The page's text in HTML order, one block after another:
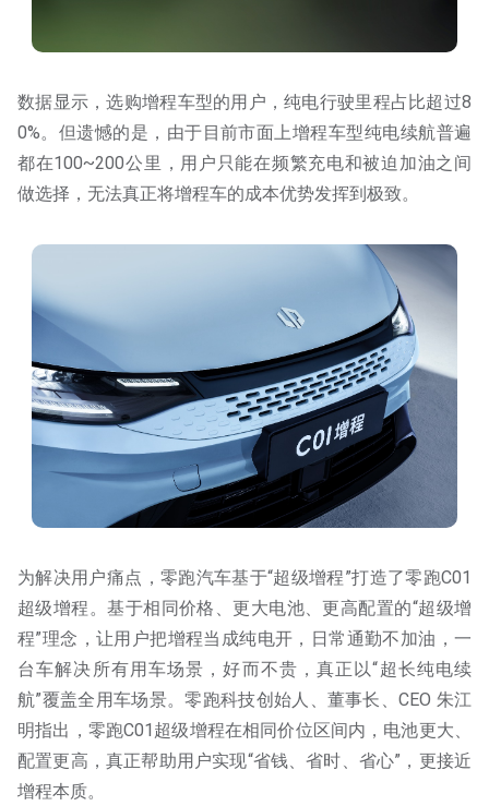
数据显示，选购增程车型的用户，纯电行驶里程占比超过8
0%。但遗憾的是，由于目前市面上增程车型纯电续航普遍
都在100~200公里，用户只能在频繁充电和被迫加油之间
做选择，无法真正将增程车的成本优势发挥到极致。
为解决用户痛点，零跑汽车基于“超级增程”打造了零跑C01
超级增程。基于相同价格、更大电池、更高配置的“超级增
程”理念，让用户把增程当成纯电开，日常通勤不加油，一
台车解决所有用车场景，好而不贵，真正以“超长纯电续
航”覆盖全用车场景。零跑科技创始人、董事长、CEO 朱江
明指出，零跑C01超级增程在相同价位区间内，电池更大、
配置更高，真正帮助用户实现“省钱、省时、省心”，更接近
增程本质。